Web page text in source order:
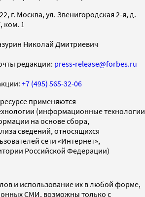
г. Москва, ул. Звенигородская 2-я, д.
ком. 1
Николай Дмитриевич
редакции: press-release@forbes.ru
+7 (495) 565-32-06
применяются
(информационные технологии
на основе сбора,
сведений, относящихся
сети «Интернет»,
Российской Федерации)
и использование их в любой форме,
СМИ, возможны только с